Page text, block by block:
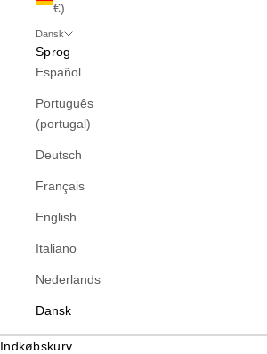
€)
Dansk
Sprog
Español
Português
(portugal)
Deutsch
Français
English
Italiano
Nederlands
Dansk
Indkøbskurv